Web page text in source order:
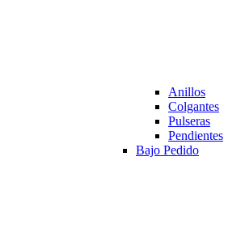
Anillos
Colgantes
Pulseras
Pendientes
Bajo Pedido